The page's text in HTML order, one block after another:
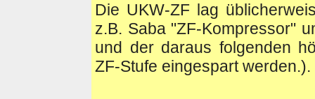
Die UKW-ZF lag
z.B. Saba "ZF-Kompressor"
und der daraus folgenden
ZF-Stufe eingespart werden.).